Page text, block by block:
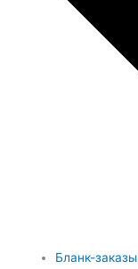
Бланк-заказы